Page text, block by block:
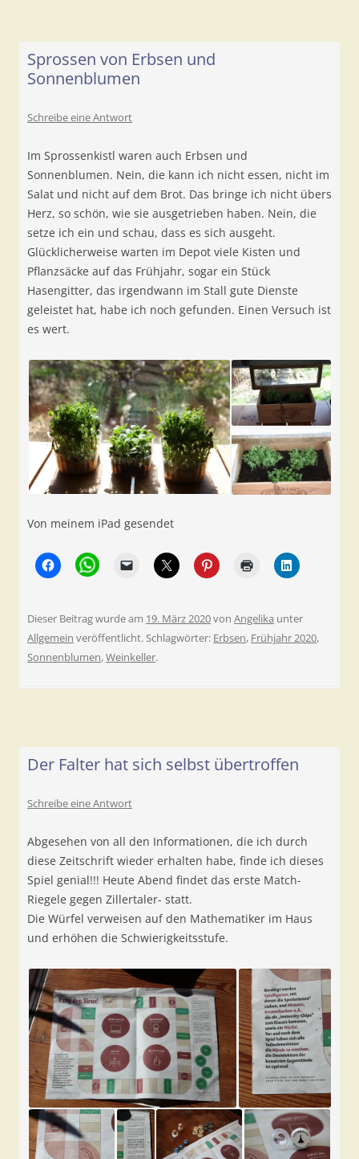
Sprossen von Erbsen und
Sonnenblumen
Schreibe eine Antwort
Im Sprossenkistl waren auch Erbsen und
Sonnenblumen. Nein, die kann ich nicht essen, nicht im
Salat und nicht auf dem Brot. Das bringe ich nicht übers
Herz, so schön, wie sie ausgetrieben haben. Nein, die
setze ich ein und schau, dass es sich ausgeht.
Glücklicherweise warten im Depot viele Kisten und
Pflanzsäcke auf das Frühjahr, sogar ein Stück
Hasengitter, das irgendwann im Stall gute Dienste
geleistet hat, habe ich noch gefunden. Einen Versuch ist
es wert.
Von meinem iPad gesendet
Dieser Beitrag wurde am 19. März 2020von Angelika unter
Allgemein veröffentlicht. Schlagwörter: Erbsen, Frühjahr 2020,
Sonnenblumen,Weinkeller.
Der Falter hat sich selbst übertroffen
Schreibe eine Antwort
Abgesehen von all den Informationen, die ich durch
diese Zeitschrift wieder erhalten habe, finde ich dieses
Spiel genial!!! Heute Abend findet das erste Match-
Riegele gegen Zillertaler- statt.
Die Würfel verweisen auf den Mathematiker im Haus
und erhöhen die Schwierigkeitsstufe.